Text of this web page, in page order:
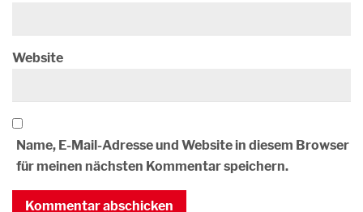
Website
Name, E-Mail-Adresse und Website in diesem Browser
für meinen nächsten Kommentar speichern.